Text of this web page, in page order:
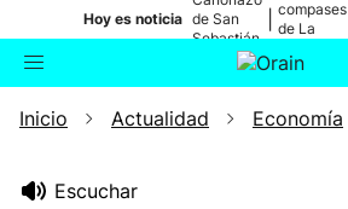
Hoy es noticia de San
Sebastián
compases
de La
Buscador Actualidad
Inicio Actualidad Economía
Escuchar